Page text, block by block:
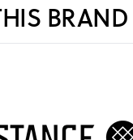
BRAND